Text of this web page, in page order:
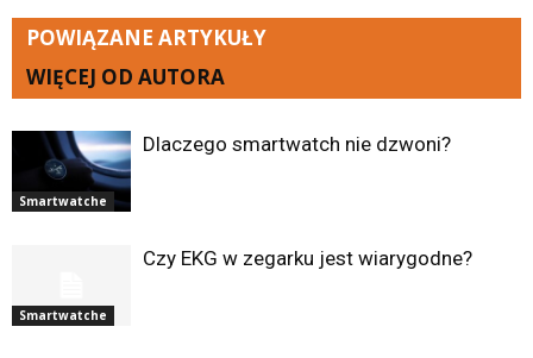
POWIĄZANE ARTYKUŁY
WIĘCEJ OD AUTORA
Smartwatche
Dlaczego smartwatch nie dzwoni?
Smartwatche
Czy EKG w zegarku jest wiarygodne?